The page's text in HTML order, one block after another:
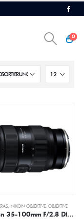
0
NIKON OBJEKTIVE OBJEKTIVE
Tamron 35-100mm F/2.8 Di III VXD (Modell A078Z)